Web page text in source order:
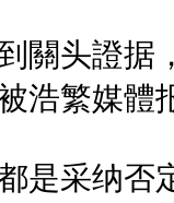
關头證
浩繁媒體
是采纳否